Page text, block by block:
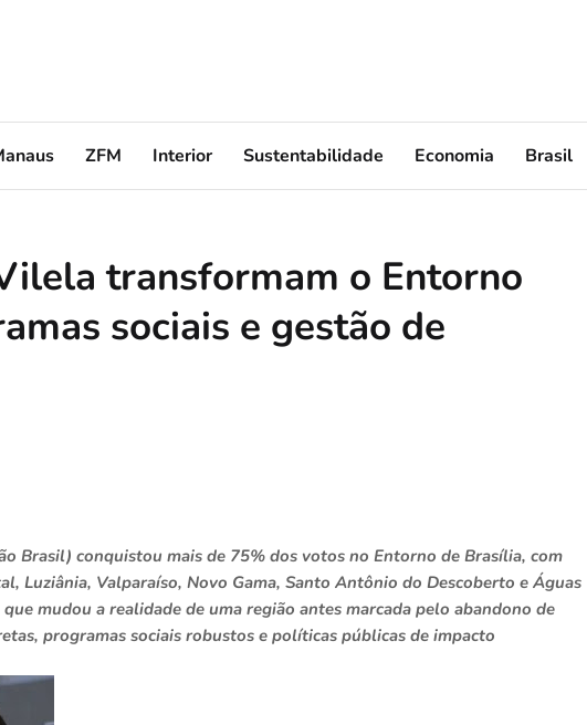
ZFM Interior Sustentabilidade Economia Brasil
transformam o Entorno
sociais e gestão de
Brasil) conquistou mais de 75% dos votos no Entorno de Brasília, com
Luziânia, Valparaíso, Novo Gama, Santo Antônio do Descoberto e Águas
mudou a realidade de uma região antes marcada pelo abandono de
programas sociais robustos e políticas públicas de impacto